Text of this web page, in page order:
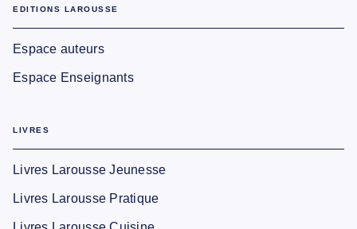
EDITIONS LAROUSSE
Espace auteurs
Espace Enseignants
LIVRES
Livres Larousse Jeunesse
Livres Larousse Pratique